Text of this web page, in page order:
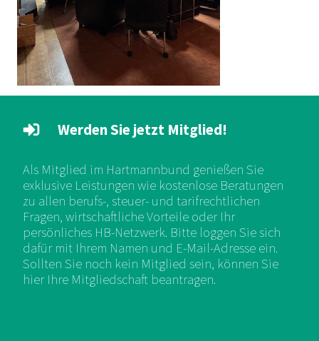
Werden Sie jetzt Mitglied!
Als Mitglied im Hartmannbund genießen Sie
exklusive Leistungen wie kostenlose Beratungen
zu allen berufs-, steuer- und tarifrechtlichen
Fragen, wirtschaftliche Vorteile oder Ihr
persönliches HB-Netzwerk. Bitte loggen Sie sich
dafür mit Ihrem Namen und E-Mail-Adresse ein.
Sollten Sie noch kein Mitglied sein, können Sie
hier Ihre Mitgliedschaft beantragen.